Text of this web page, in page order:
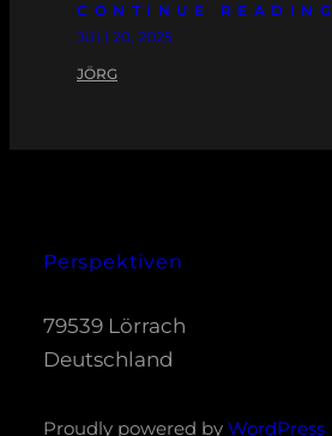
CONTINUE READING
JULI 20, 2025
JÖRG
Perspektiven
79539 Lörrach
Deutschland
Proudly powered by WordPress